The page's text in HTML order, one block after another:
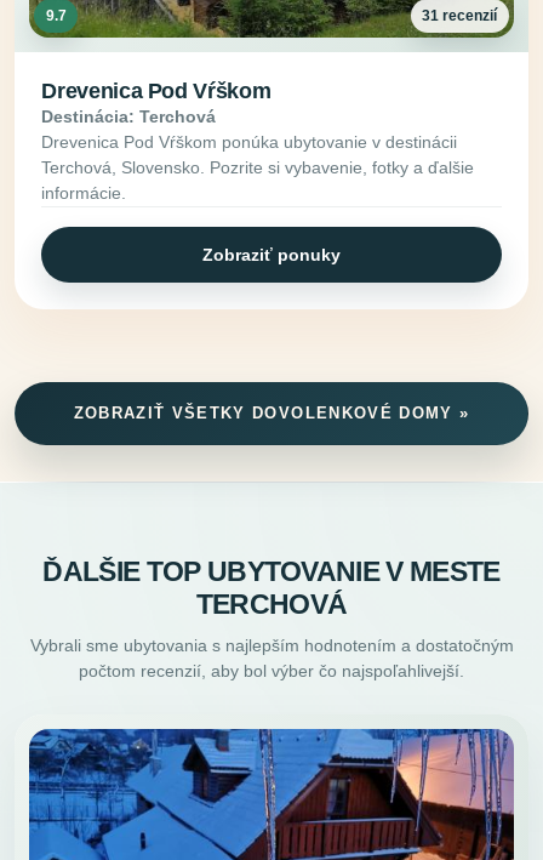
9.7 31 recenzií
Drevenica Pod Vŕškom
Destinácia: Terchová
Drevenica Pod Vŕškom ponúka ubytovanie v destinácii
Terchová, Slovensko. Pozrite si vybavenie, fotky a ďalšie
informácie.
Zobraziť ponuky
ZOBRAZIŤ VŠETKY DOVOLENKOVÉ DOMY »
ĎALŠIE TOP UBYTOVANIE V MESTE
TERCHOVÁ
Vybrali sme ubytovania s najlepším hodnotením a dostatočným
počtom recenzií, aby bol výber čo najspoľahlivejší.